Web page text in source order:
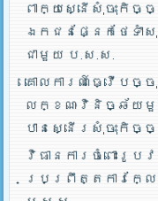
ពាក្យស្នើសុំចុះកិច្
ឯកជនផ្នែកថែទាំ
ជាមួយ ប.ស.ស.
គោលការណ៍ធ្វើបច្
លក្ខណៈវិនិច្ឆ័យមួ
បានស្នើរសុំចុះកិច្
វិធានការចំពោះ
ប្រព្រឹត្តការក្ល